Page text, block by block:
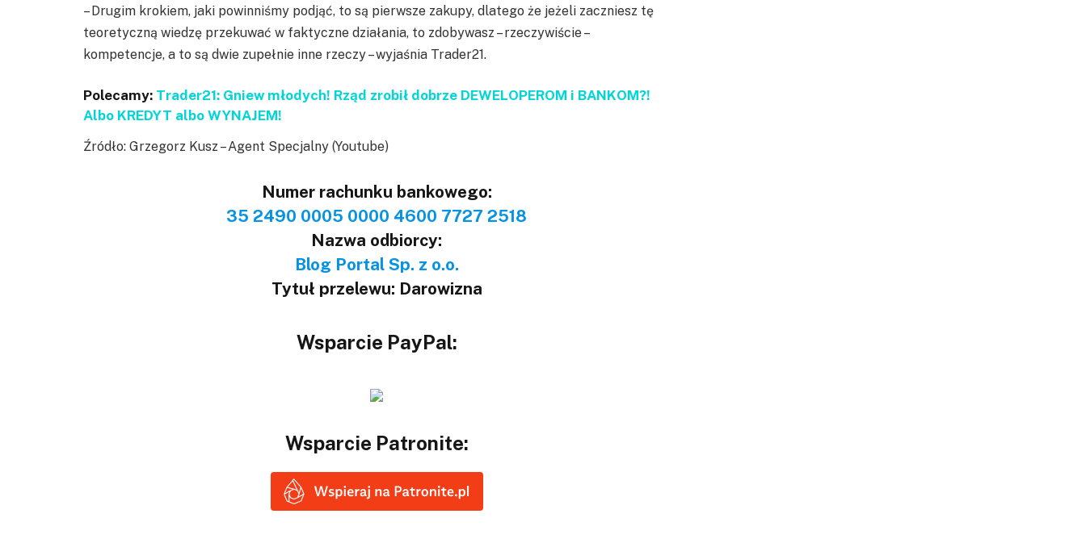
– Drugim krokiem, jaki powinniśmy podjąć, to są pierwsze zakupy, dlatego że jeżeli zaczniesz tę
teoretyczną wiedzę przekuwać w faktyczne działania, to zdobywasz – rzeczywiście –
kompetencje, a to są dwie zupełnie inne rzeczy – wyjaśnia Trader21.
Polecamy: Trader21: Gniew młodych! Rząd zrobił dobrze DEWELOPEROM i BANKOM?!
Albo KREDYT albo WYNAJEM!
Źródło: Grzegorz Kusz – Agent Specjalny (Youtube)
Numer rachunku bankowego:
35 2490 0005 0000 4600 7727 2518
Nazwa odbiorcy:
Blog Portal Sp. z o.o.
Tytuł przelewu: Darowizna
Wsparcie PayPal:
Wsparcie Patronite: